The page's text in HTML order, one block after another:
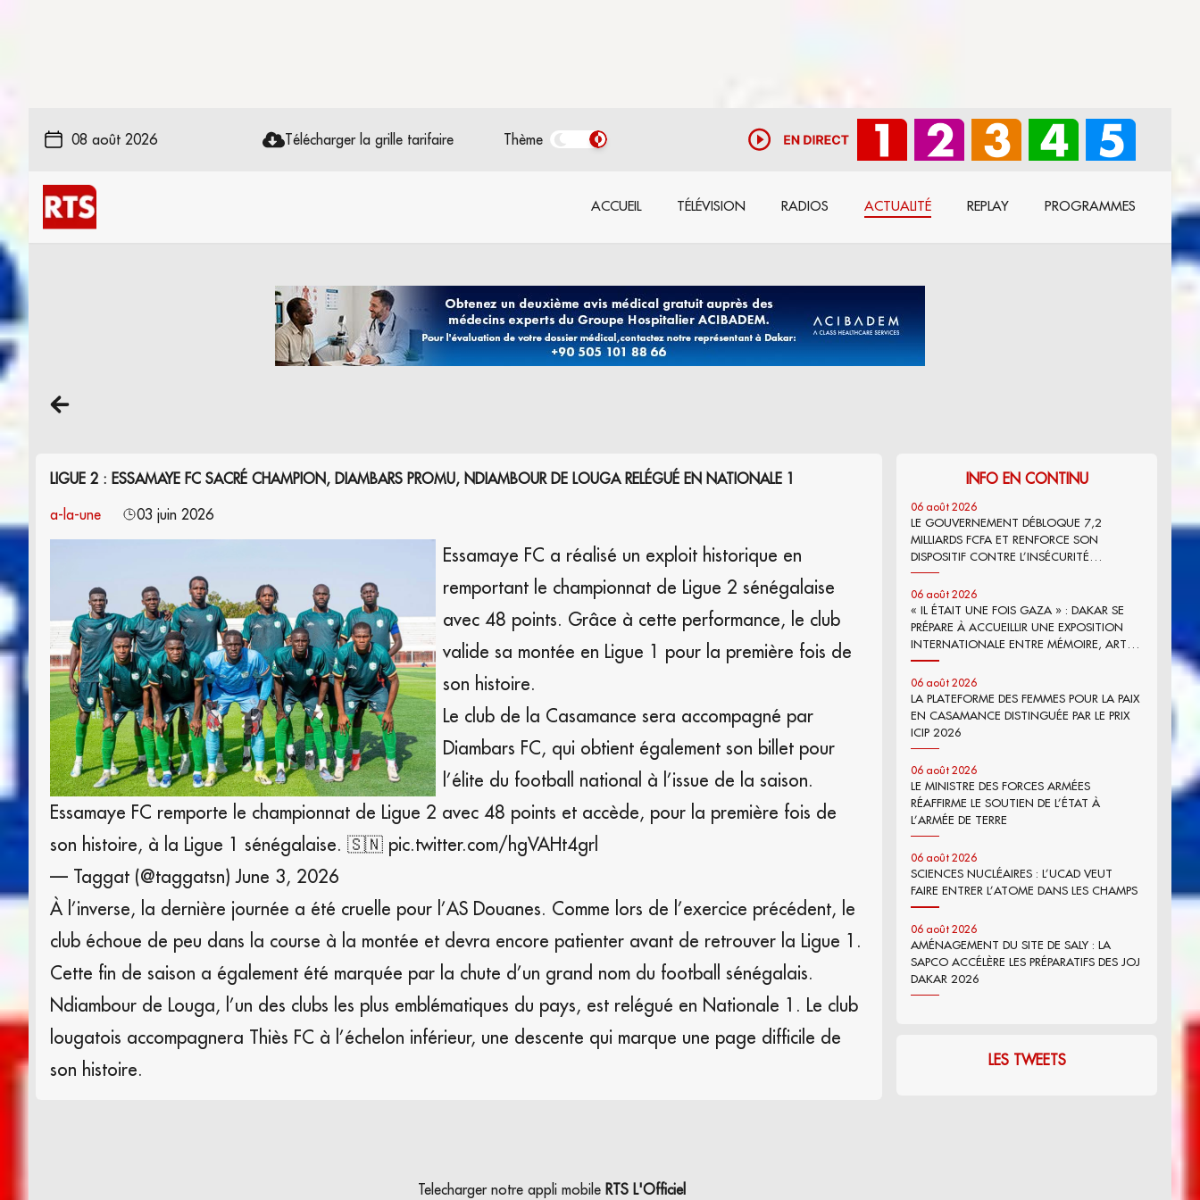
08 août 2026 Télécharger la grille tarifaire Thème
ACCUEIL TÉLÉVISION RADIOS ACTUALITÉ REPLAY PROGRAMMES
LIGUE 2 : ESSAMAYE FC SACRÉ CHAMPION, DIAMBARS PROMU, NDIAMBOUR DE LOUGA RELÉGUÉ EN NATIONALE 1
a-la-une
03 juin 2026
Essamaye FC a réalisé un exploit historique en
remportant le championnat de Ligue 2 sénégalaise
avec 48 points. Grâce à cette performance, le club
valide sa montée en Ligue 1 pour la première fois de
son histoire.
Le club de la Casamance sera accompagné par
Diambars FC, qui obtient également son billet pour
l’élite du football national à l’issue de la saison.
Essamaye FC remporte le championnat de Ligue 2 avec 48 points et accède, pour la première fois de
son histoire, à la Ligue 1 sénégalaise. 🇸🇳 pic.twitter.com/hgVAHt4grl
— Taggat (@taggatsn)June 3, 2026
À l’inverse, la dernière journée a été cruelle pour l’AS Douanes. Comme lors de l’exercice précédent, le
club échoue de peu dans la course à la montée et devra encore patienter avant de retrouver la Ligue 1.
Cette fin de saison a également été marquée par la chute d’un grand nom du football sénégalais.
Ndiambour de Louga, l’un des clubs les plus emblématiques du pays, est relégué en Nationale 1. Le club
lougatois accompagnera Thiès FC à l’échelon inférieur, une descente qui marque une page difficile de
son histoire.
INFO EN CONTINU
06 août 2026
LE GOUVERNEMENT DÉBLOQUE 7,2
MILLIARDS FCFA ET RENFORCE SON
DISPOSITIF CONTRE L’INSÉCURITÉ
ALIMENTAIRE
06 août 2026
« IL ÉTAIT UNE FOIS GAZA » : DAKAR SE
PRÉPARE À ACCUEILLIR UNE EXPOSITION
INTERNATIONALE ENTRE MÉMOIRE, ART
ET PLAIDOYER
06 août 2026
LA PLATEFORME DES FEMMES POUR LA PAIX
EN CASAMANCE DISTINGUÉE PAR LE PRIX
ICIP 2026
06 août 2026
LE MINISTRE DES FORCES ARMÉES
RÉAFFIRME LE SOUTIEN DE L’ÉTAT À
L’ARMÉE DE TERRE
06 août 2026
SCIENCES NUCLÉAIRES : L’UCAD VEUT
FAIRE ENTRER L’ATOME DANS LES CHAMPS
06 août 2026
AMÉNAGEMENT DU SITE DE SALY : LA
SAPCO ACCÉLÈRE LES PRÉPARATIFS DES JOJ
DAKAR 2026
LES TWEETS
Telecharger notre appli mobile RTS L'Officiel